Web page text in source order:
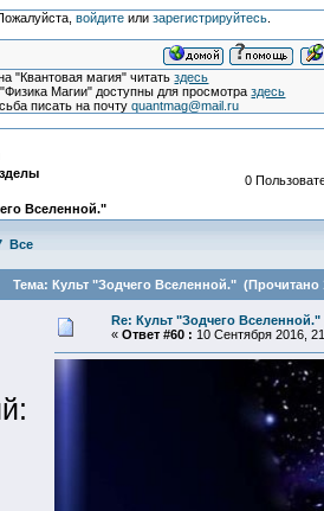
войдитеили зарегистрируйтесь.
"Квантовая магия" читатьздесь
Магии" доступны для просмотраздесь
писать на почтуquantmag@mail.ru
Вселенной."
0
Все
Тема: Культ "Зодчего Вселенной." (Прочитано
Re: Культ "Зодчего Вселенной."
« Ответ #60 : 10 Сентября 2016,